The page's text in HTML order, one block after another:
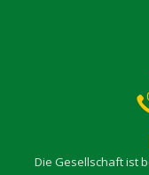
Die Gesellschaft ist